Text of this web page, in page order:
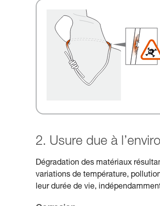
2. Usure due à
Dégradation des matériaux
variations de température,
leur durée de vie,